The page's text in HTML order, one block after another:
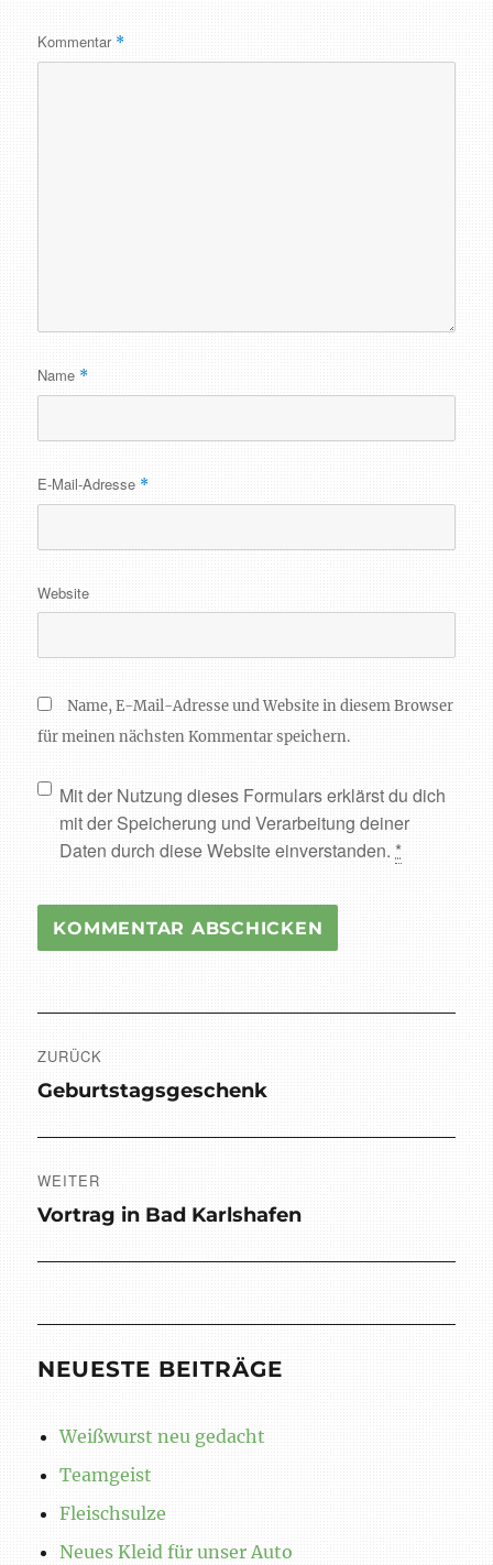
Kommentar *
Name *
E-Mail-Adresse *
Website
Name, E-Mail-Adresse und Website in diesem Browser
für meinen nächsten Kommentar speichern.
Mit der Nutzung dieses Formulars erklärst du dich
mit der Speicherung und Verarbeitung deiner
Daten durch diese Website einverstanden. *
ZURÜCK
Vorheriger
Geburtstagsgeschenk
WEITER
Nächster
Vortrag in Bad Karlshafen
NEUESTE BEITRÄGE
Weißwurst neu gedacht
Teamgeist
Fleischsulze
Neues Kleid für unser Auto